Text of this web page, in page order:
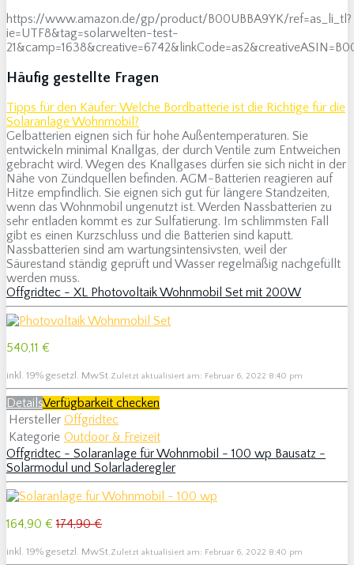
https://www.amazon.de/gp/product/B00UBBA9YK/ref=as_li_tl?
ie=UTF8&tag=solarwelten-test-
Häufig gestellte Fragen
Tipps für den Käufer: Welche Bordbatterie ist die Richtige für die
Solaranlage Wohnmobil?
Gelbatterien eignen sich für hohe Außentemperaturen. Sie
entwickeln minimal Knallgas, der durch Ventile zum Entweichen
gebracht wird. Wegen des Knallgases dürfen sie sich nicht in der
Nähe von Zündquellen befinden. AGM-Batterien reagieren auf
Hitze empfindlich. Sie eignen sich gut für längere Standzeiten,
wenn das Wohnmobil ungenutzt ist. Werden Nassbatterien zu
sehr entladen kommt es zur Sulfatierung. Im schlimmsten Fall
gibt es einen Kurzschluss und die Batterien sind kaputt.
Nassbatterien sind am wartungsintensivsten, weil der
Säurestand ständig geprüft und Wasser regelmäßig nachgefüllt
werden muss.
Offgridtec - XL Photovoltaik Wohnmobil Set mit 200W
540,11 €
inkl. 19% gesetzl. MwSt.Zuletzt aktualisiert am: Februar 6, 2022 8:40 pm
DetailsVerfügbarkeit checken
Hersteller Offgridtec
Kategorie Outdoor & Freizeit
Offgridtec - Solaranlage für Wohnmobil - 100 wp Bausatz -
Solarmodul und Solarladeregler
164,90 € 174,90 €
inkl. 19% gesetzl. MwSt.Zuletzt aktualisiert am: Februar 6, 2022 8:40 pm